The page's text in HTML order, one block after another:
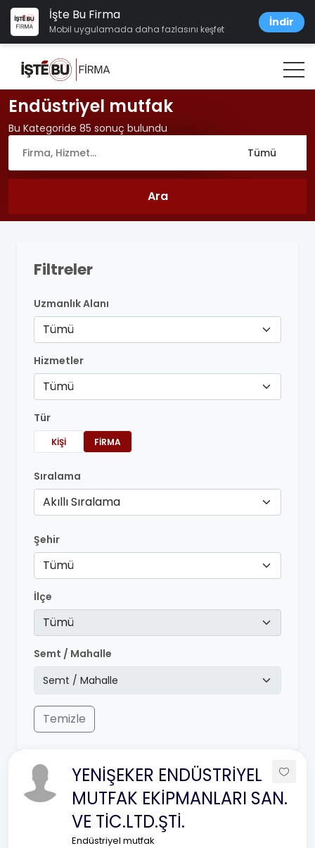
İşte Bu Firma
Mobil uygulamada daha fazlasını keşfet
İndir
Endüstriyel mutfak
Bu Kategoride 85 sonuç bulundu
Filtreler
Uzmanlık Alanı
Tümü
Hizmetler
Tümü
Tür
KIŞI FIRMA
Sıralama
Akıllı Sıralama
Şehir
Tümü
İlçe
Tümü
Semt / Mahalle
Temizle
YENİŞEKER ENDÜSTRİYEL
MUTFAK EKİPMANLARI SAN.
VE TİC.LTD.ŞTİ.
Endüstriyel mutfak